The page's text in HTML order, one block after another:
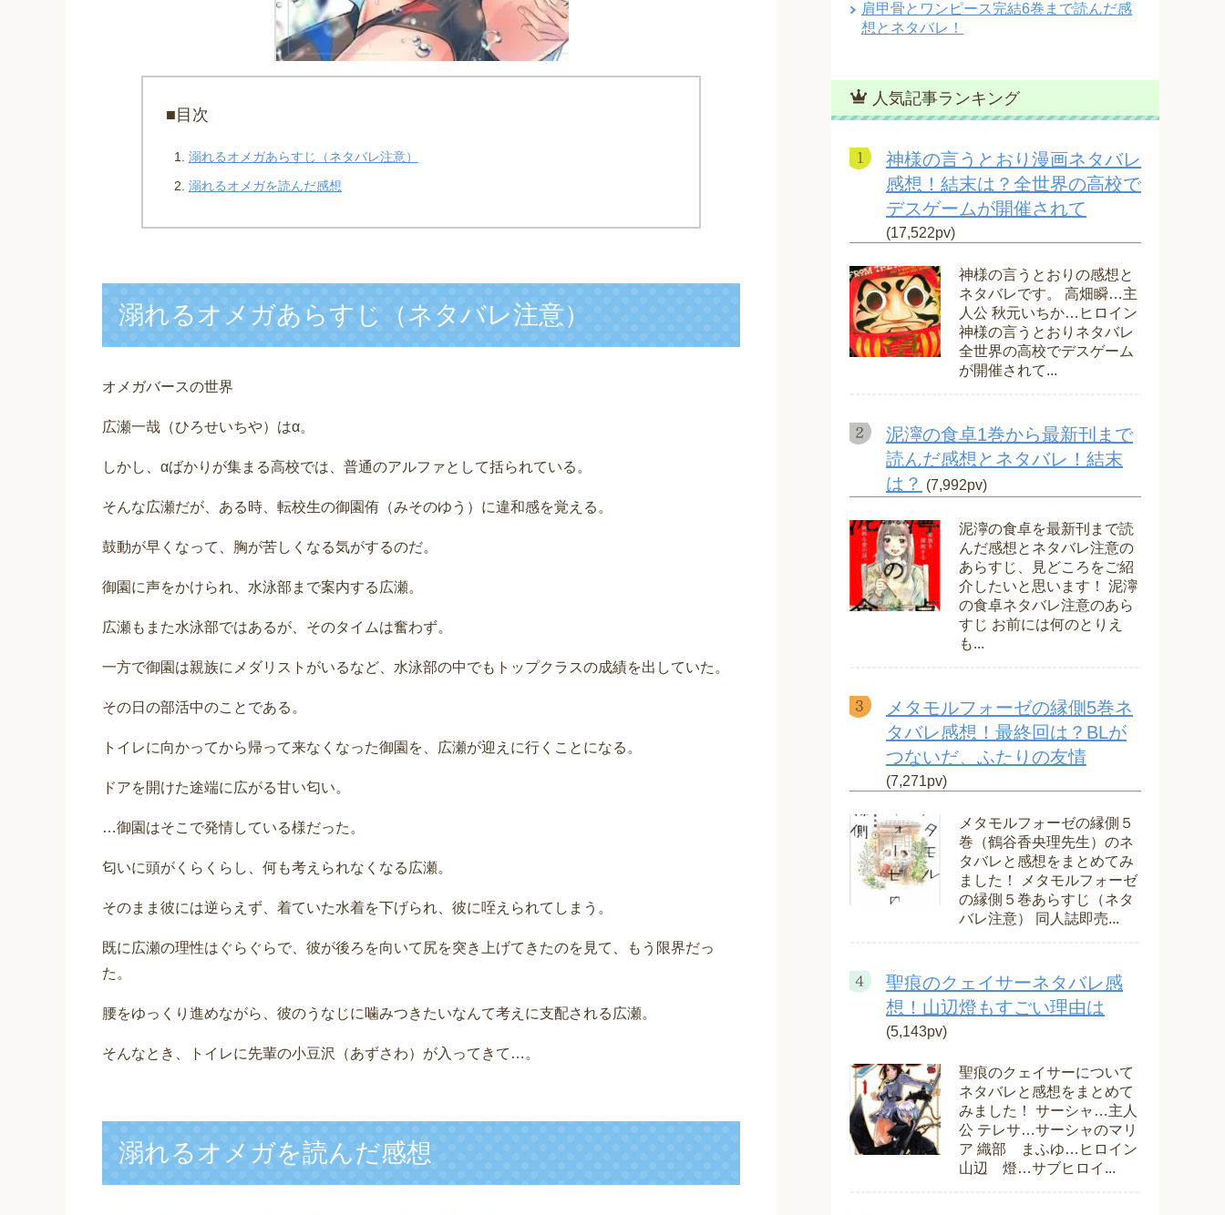
■目次
溺れるオメガあらすじ（ネタバレ注意）
溺れるオメガを読んだ感想
溺れるオメガあらすじ（ネタバレ注意）
オメガバースの世界
広瀬一哉（ひろせいちや）はα。
しかし、αばかりが集まる高校では、普通のアルファとして括られている。
そんな広瀬だが、ある時、転校生の御園侑（みそのゆう）に違和感を覚える。
鼓動が早くなって、胸が苦しくなる気がするのだ。
御園に声をかけられ、水泳部まで案内する広瀬。
広瀬もまた水泳部ではあるが、そのタイムは奮わず。
一方で御園は親族にメダリストがいるなど、水泳部の中でもトップクラスの成績を出していた。
その日の部活中のことである。
トイレに向かってから帰って来なくなった御園を、広瀬が迎えに行くことになる。
ドアを開けた途端に広がる甘い匂い。
…御園はそこで発情している様だった。
匂いに頭がくらくらし、何も考えられなくなる広瀬。
そのまま彼には逆らえず、着ていた水着を下げられ、彼に咥えられてしまう。
既に広瀬の理性はぐらぐらで、彼が後ろを向いて尻を突き上げてきたのを見て、もう限界だっ
た。
腰をゆっくり進めながら、彼のうなじに噛みつきたいなんて考えに支配される広瀬。
そんなとき、トイレに先輩の小豆沢（あずさわ）が入ってきて…。
溺れるオメガを読んだ感想
肩甲骨とワンピース完結6巻まで読んだ感
想とネタバレ！
人気記事ランキング
神様の言うとおり漫画ネタバレ
感想！結末は？全世界の高校で
デスゲームが開催されて
(17,522pv)
神様の言うとおりの感想と
ネタバレです。 高畑瞬…主
人公 秋元いちか…ヒロイン
神様の言うとおりネタバレ
全世界の高校でデスゲーム
が開催されて...
泥濘の食卓1巻から最新刊まで
読んだ感想とネタバレ！結末
は？ (7,992pv)
泥濘の食卓を最新刊まで読
んだ感想とネタバレ注意の
あらすじ、見どころをご紹
介したいと思います！ 泥濘
の食卓ネタバレ注意のあら
すじ お前には何のとりえ
も...
メタモルフォーゼの縁側5巻ネ
タバレ感想！最終回は？BLが
つないだ、ふたりの友情
(7,271pv)
メタモルフォーゼの縁側５
巻（鶴谷香央理先生）のネ
タバレと感想をまとめてみ
ました！ メタモルフォーゼ
の縁側５巻あらすじ（ネタ
バレ注意） 同人誌即売...
聖痕のクェイサーネタバレ感
想！山辺燈もすごい理由は
(5,143pv)
聖痕のクェイサーについて
ネタバレと感想をまとめて
みました！ サーシャ…主人
公 テレサ…サーシャのマリ
ア 織部 まふゆ…ヒロイン
山辺 燈…サブヒロイ...